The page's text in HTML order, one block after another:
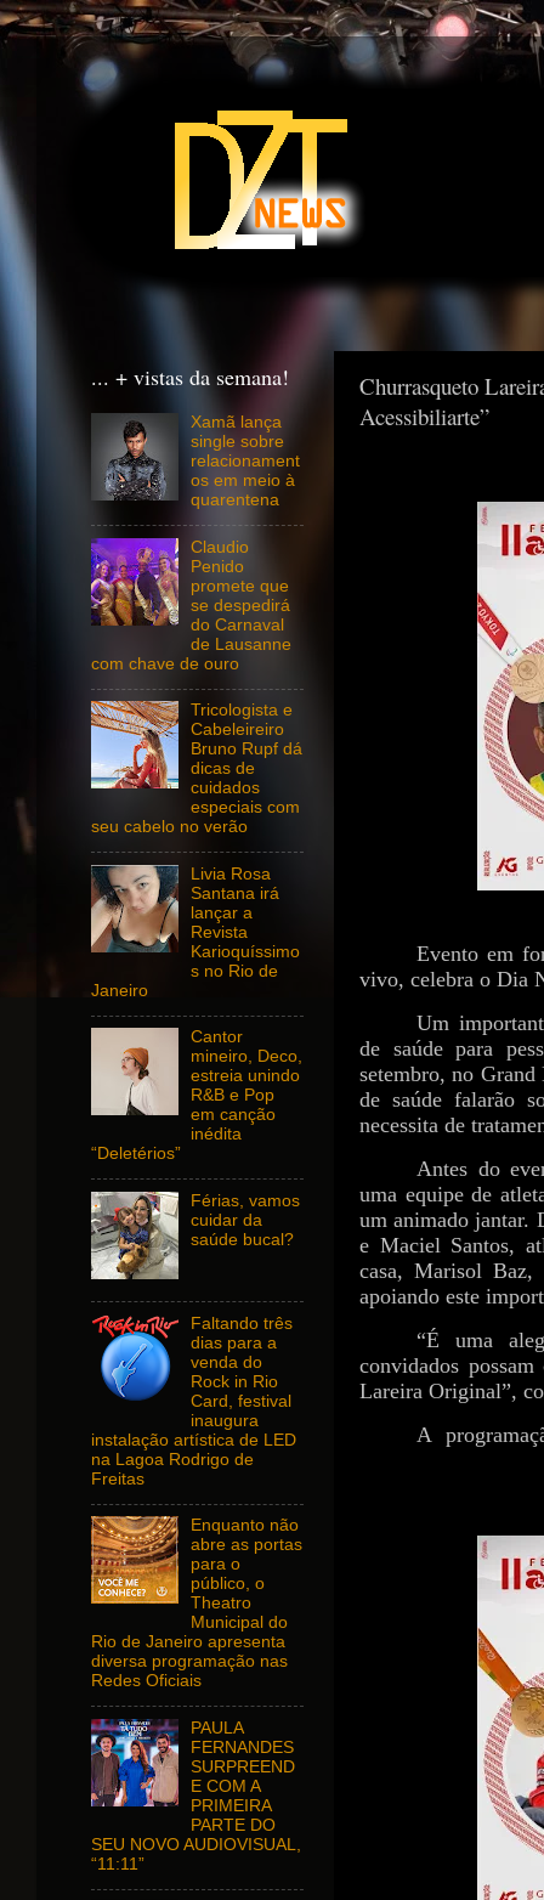
Churrasqueto
Acessibiliarte”
Evento em
vivo, celebra o Dia
Um
de saúde para
setembro, no
de saúde falarão
necessita de
Antes do
uma equipe de
um animado jantar.
e Maciel Santos,
casa, Marisol Baz,
apoiando este
“É uma
convidados
Lareira Original”,
A
... + vistas da semana!
Xamã lança
single sobre
relacionament
os em meio à
quarentena
Claudio
Penido
promete que
se despedirá
do Carnaval
de Lausanne
com chave de ouro
Tricologista e
Cabeleireiro
Bruno Rupf dá
dicas de
cuidados
especiais com
seu cabelo no verão
Livia Rosa
Santana irá
lançar a
Revista
Karioquíssimo
s no Rio de
Janeiro
Cantor
mineiro, Deco,
estreia unindo
R&B e Pop
em canção
inédita
“Deletérios”
Férias, vamos
cuidar da
saúde bucal?
Faltando três
dias para a
venda do
Rock in Rio
Card, festival
inaugura
instalação artística de LED
na Lagoa Rodrigo de
Freitas
Enquanto não
abre as portas
para o
público, o
Theatro
Municipal do
Rio de Janeiro apresenta
diversa programação nas
Redes Oficiais
PAULA
FERNANDES
SURPREEND
E COM A
PRIMEIRA
PARTE DO
SEU NOVO AUDIOVISUAL,
“11:11”